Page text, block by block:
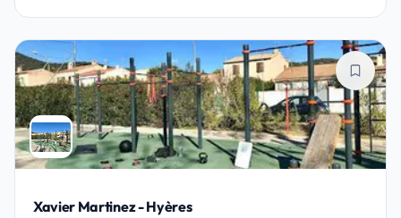
Xavier Martinez - Hyères